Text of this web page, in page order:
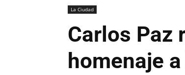
La Ciudad
Carlos Paz
homenaje